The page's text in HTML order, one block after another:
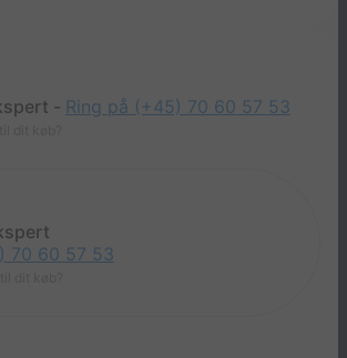
- Ring på (+45) 70 60 57 53
70 60 57 53